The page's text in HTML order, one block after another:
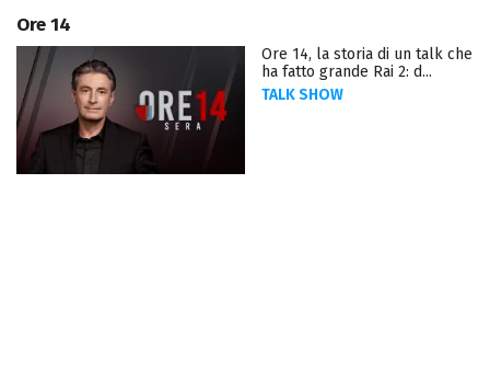
Ore 14
Ore 14, la storia di un talk che
ha fatto grande Rai 2: d...
TALK SHOW